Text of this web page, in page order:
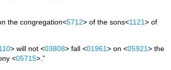
the congregation<5712> of the sons<1121> of
> will not <03808> fall <01961> on <05921> the
<05715>.”